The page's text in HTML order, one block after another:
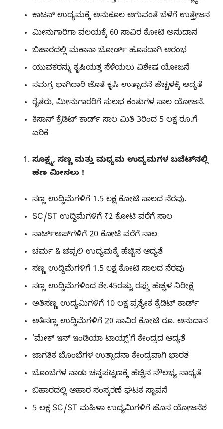
ಕಾಟನ್​ ಉದ್ಯಮಕ್ಕೆ ಅನುಕೂಲ ಆಗುವಂತೆ ಬೆಳೆಗೆ ಉತ್ತೇಜನ
ಮೀನುಗಾರಿಗಾ ವಲಯಕ್ಕೆ 60 ಸಾವಿರ ಕೋಟಿ ಅನುದಾನ
ಬಿಹಾರದಲ್ಲಿ ಮಕಾನಾ ಬೋರ್ಡ್ ಹೊಸದಾಗಿ ಆರಂಭ
ಯುವಕರನ್ನು ಕೃಷಿಯತ್ತ ಸೆಳೆಯಲು ವಿಶೇಷ ಯೋಜನೆ
ಸಮಗ್ರ ಭಾಗಿದಾರಿ ಜೊತೆ ಕೃಷಿ ಉತ್ಪಾದನೆ ಹೆಚ್ಚಳಕ್ಕೆ ಆದ್ಯತೆ
ರೈತರು, ಮೀನುಗಾರರಿಗೆ ಸುಲಭ ಕಂತುಗಳ ಸಾಲ ಯೋಜನೆ.
ಕಿಸಾನ್ ಕ್ರೆಡಿಟ್ ಕಾರ್ಡ್​​​ ಸಾಲ ಮಿತಿ 3ರಿಂದ 5 ಲಕ್ಷ ರೂ.ಗೆ
ಏರಿಕೆ
ಸೂಕ್ಷ್ಮ, ಸಣ್ಣ ಮತ್ತು ಮಧ್ಯಮ ಉದ್ಯಮಗಳ ಬಜೆಟ್​ನಲ್ಲಿ
ಹಣ ಮೀಸಲು !
ಸಣ್ಣ ಉದ್ದಿಮೆಗಳಿಗೆ 1.5 ಲಕ್ಷ ಕೋಟಿ ಸಾಲದ ನೆರವು.
SC/ST ಉದ್ದಿಮೆಗಳಿಗೆ ₹2 ಕೋಟಿ ವರೆಗೆ ಸಾಲ
ಸಾರ್ಟ್​​ಅಪ್​ಗಳಿಗೆ 20 ಕೋಟಿ ವರೆಗೆ ಸಾಲ
ಚರ್ಮ & ಚಪ್ಪಲಿ ಉದ್ಯಮಕ್ಕೆ ಹೆಚ್ಚಿನ ಆದ್ಯತೆ
ಸಣ್ಣ ಉದ್ದಿಮೆಗಳಿಗೆ 1.5 ಲಕ್ಷ ಕೋಟಿ ಸಾಲದ ನೆರವು
ಸಣ್ಣ ಉದ್ದಿಮೆಗಳಿಂದ ಶೇ.45ರಷ್ಟು ರಫ್ತು ಹೆಚ್ಚಳ ನಿರೀಕ್ಷೆ
ಅತಿಸಣ್ಣ ಉದ್ಯಮಿಗಳಿಗೆ 10 ಲಕ್ಷ ಪ್ರತ್ಯೇಕ ಕ್ರೆಡಿಟ್ ಕಾರ್ಡ್​
ಅತಿಸಣ್ಣ ಉದ್ದಿಮೆಗಳಿಗೆ 20 ಸಾವಿರ ಕೋಟಿ ರೂ. ಅನುದಾನ
‘ಮೇಕ್ ಇನ್ ಇಂಡಿಯಾ ಟಾಯ್ಸ್’ಗೆ ಕೇಂದ್ರದ ಆದ್ಯತೆ
ಜಾಗತಿಕ ಬೊಂಬೆಗಳ ಉತ್ಪಾದನಾ ಕೇಂದ್ರವಾಗಿ ಭಾರತ
ಬೊಂಬೆಗಳ ನಾಡು ಚನ್ನಪಟ್ಟಣಕ್ಕೆ ಹೆಚ್ಚಿನ ಸೌಲಭ್ಯ ಸಾಧ್ಯತೆ
ಬಿಹಾರದಲ್ಲಿ ಆಹಾರ ಸಂಸ್ಕರಣೆ ಘಟಕ ಸ್ಥಾಪನೆ
5 ಲಕ್ಷ SC/ST ಮಹಿಳಾ ಉದ್ಯಮಿಗಳಿಗೆ ಹೊಸ ಯೋಜನೆಶ